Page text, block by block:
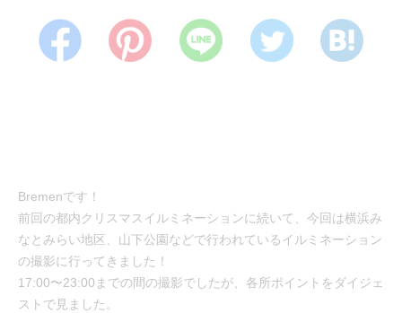
Bremenです！
前回の都内クリスマスイルミネーションに続いて、今回は横浜み
なとみらい地区、山下公園などで行われているイルミネーション
の撮影に行ってきました！
17:00〜23:00までの間の撮影でしたが、各所ポイントをダイジェ
ストで見ました。